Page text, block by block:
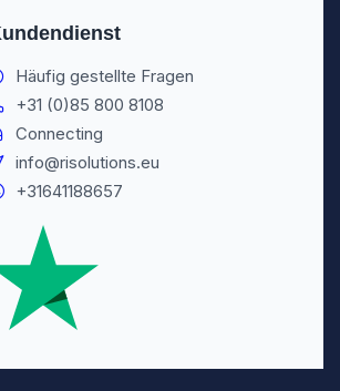
Häufig gestellte Fragen
+31 (0)85 800 8108
Connecting
info@risolutions.eu
+31641188657